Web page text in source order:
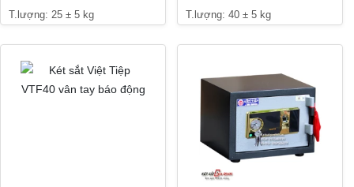
T.lượng: 25 ± 5 kg
T.lượng: 40 ± 5 kg